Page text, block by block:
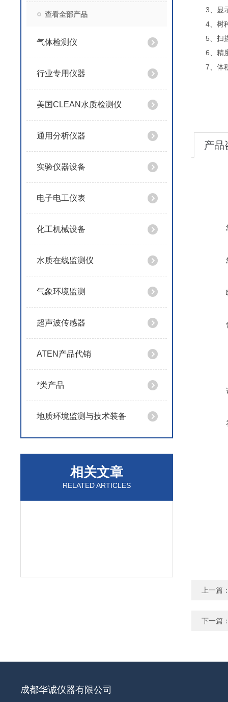
查看全部产品
气体检测仪
行业专用仪器
美国CLEAN水质检测仪
通用分析仪器
实验仪器设备
电子电工仪表
化工机械设备
水质在线监测仪
气象环境监测
超声波传感器
ATEN产品代销
*类产品
地质环境监测与技术装备
相关文章
RELATED ARTICLES
3、显
4、树
5、扫
6、精
7、体
产品
上一篇
下一篇
成都华诚仪器有限公司